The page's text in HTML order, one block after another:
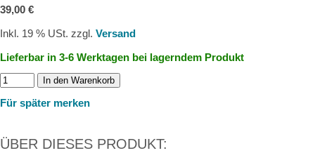
39,00 €
Inkl. 19 % USt. zzgl. Versand
Lieferbar in 3-6 Werktagen bei lagerndem Produkt
In den Warenkorb
Für später merken
ÜBER DIESES PRODUKT: